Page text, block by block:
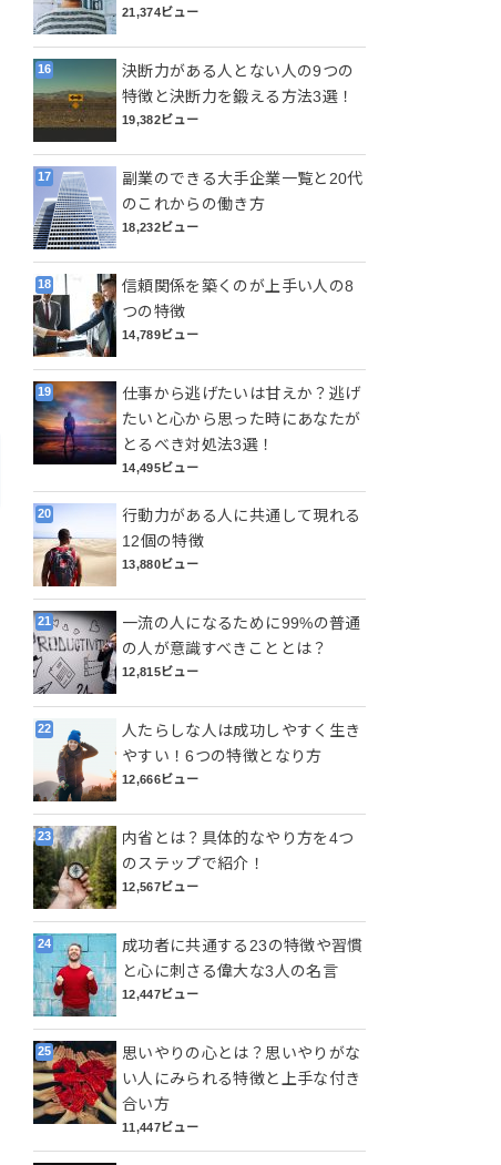
21,374ビュー
決断力がある人とない人の9つの
特徴と決断力を鍛える方法3選！
19,382ビュー
副業のできる大手企業一覧と20代
のこれからの働き方
18,232ビュー
信頼関係を築くのが上手い人の8
つの特徴
14,789ビュー
仕事から逃げたいは甘えか？逃げ
たいと心から思った時にあなたが
とるべき対処法3選！
14,495ビュー
行動力がある人に共通して現れる
12個の特徴
13,880ビュー
一流の人になるために99%の普通
の人が意識すべきこととは？
12,815ビュー
人たらしな人は成功しやすく生き
やすい！6つの特徴となり方
12,666ビュー
内省とは？具体的なやり方を4つ
のステップで紹介！
12,567ビュー
成功者に共通する23の特徴や習慣
と心に刺さる偉大な3人の名言
12,447ビュー
思いやりの心とは？思いやりがな
い人にみられる特徴と上手な付き
合い方
11,447ビュー